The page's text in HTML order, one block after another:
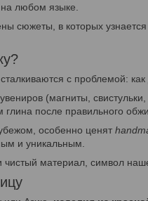
любом языке.
сюжеты, в которых
сталкиваются с проблемой:
(магниты,
после правильного
особенно ценят
и уникальным.
чистый материал, символ